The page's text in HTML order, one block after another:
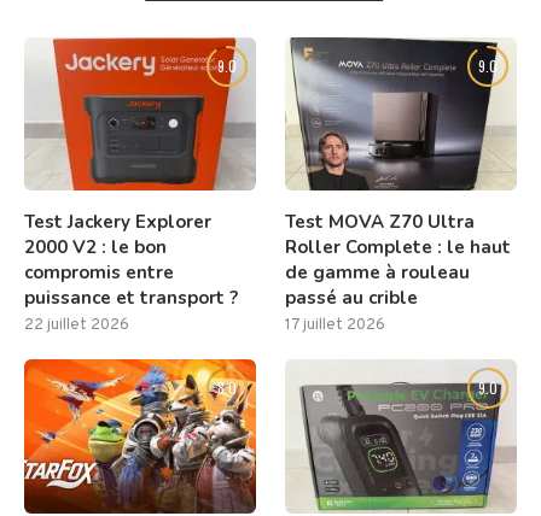
9.0
Test Jackery Explorer
2000 V2 : le bon
compromis entre
puissance et transport ?
22 juillet 2026
9.0
Test MOVA Z70 Ultra
Roller Complete : le haut
de gamme à rouleau
passé au crible
17 juillet 2026
8.0 9.0